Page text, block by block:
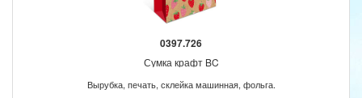
0397.726
Сумка крафт BC
Вырубка, печать, склейка машинная, фольга.